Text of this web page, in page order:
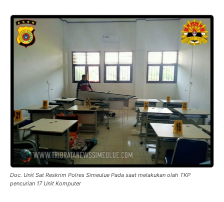
Doc. Unit Sat Reskrim Polres Simeulue Pada saat melakukan olah TKP
pencurian 17 Unit Komputer